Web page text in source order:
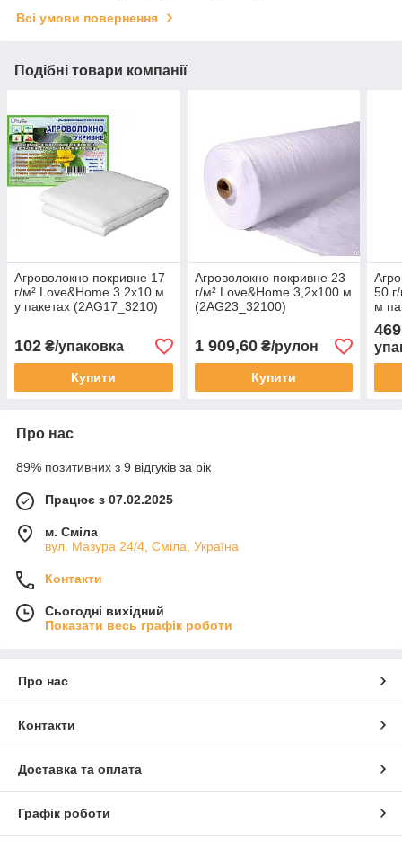
Всі умови повернення
Подібні товари компанії
Агроволокно покривне 17
г/м² Love&Home 3.2х10 м
у пакетах (2AG17_3210)
102 ₴/упаковка
Купити
Агроволокно покривне 23
г/м² Love&Home 3,2х100 м
(2AG23_32100)
1 909,60₴/рулон
Купити
50
м
Про нас
89% позитивних з 9 відгуків за рік
Працює з 07.02.2025
м. Сміла
вул. Мазура 24/4, Сміла, Україна
Контакти
Сьогодні вихідний
Показати весь графік роботи
Про нас
Контакти
Доставка та оплата
Графік роботи